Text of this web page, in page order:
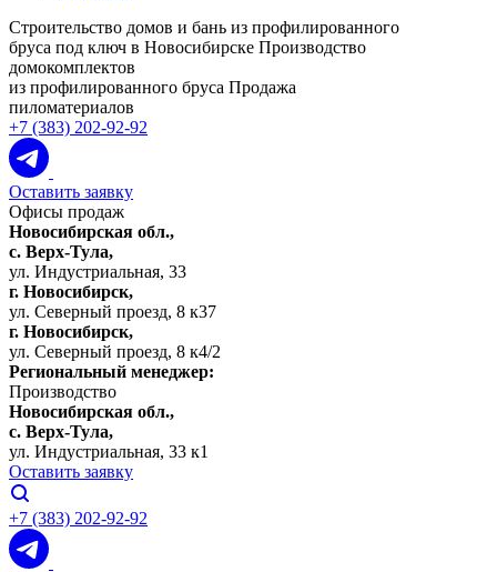
Строительство домов и бань из профилированного
бруса под ключ в Новосибирске Производство
домокомплектов
из профилированного бруса Продажа
пиломатериалов
+7 (383) 202-92-92
Оставить заявку
Офисы продаж
Новосибирская обл.,
c. Верх-Тула,
ул. Индустриальная, 33
г. Новосибирск,
ул. Северный проезд, 8 к37
г. Новосибирск,
ул. Северный проезд, 8 к4/2
Региональный менеджер:
Производство
Новосибирская обл.,
c. Верх-Тула,
ул. Индустриальная, 33 к1
Оставить заявку
+7 (383) 202-92-92